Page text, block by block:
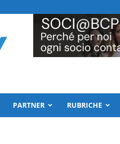
PARTNER RUBRICHE